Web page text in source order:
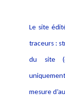
Alerte
Déclaration
Notice Légale
Politique de
données
Le site
traceurs :
du site
mesure